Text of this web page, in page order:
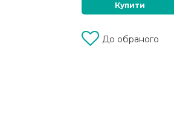
Купити
До обраного